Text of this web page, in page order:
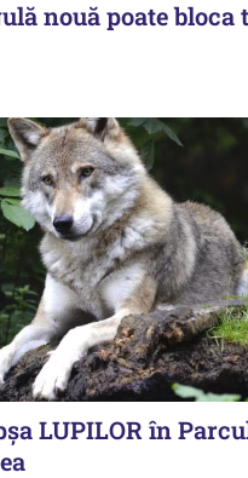
nouă poate
LUPILOR în